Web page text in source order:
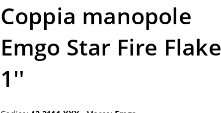
Coppia manopole
Emgo Star Fire Flake
1''